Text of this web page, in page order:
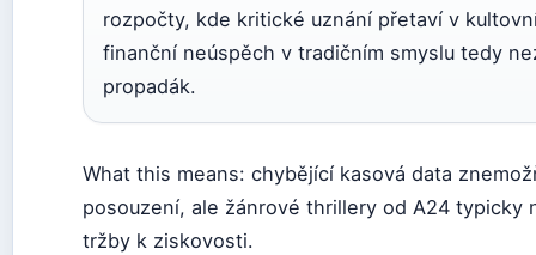
rozpočty, kde kritické uznání přetaví v
finanční neúspěch v tradičním smyslu tedy
propadák.
What this means: chybějící kasová data
posouzení, ale žánrové thrillery od A24 typicky
tržby k ziskovosti.